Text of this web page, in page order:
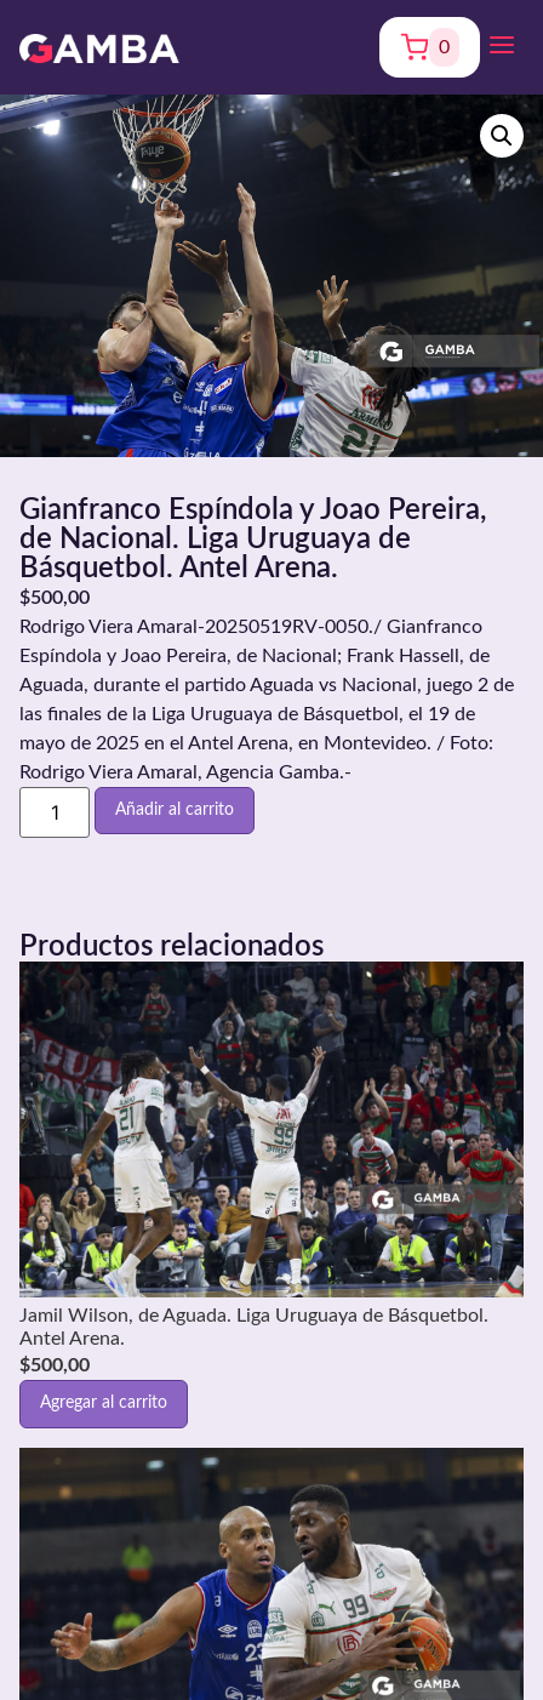
0
Gianfranco Espíndola y Joao Pereira,
de Nacional. Liga Uruguaya de
Básquetbol. Antel Arena.
$500,00
Rodrigo Viera Amaral-20250519RV-0050./ Gianfranco
Espíndola y Joao Pereira, de Nacional; Frank Hassell, de
Aguada, durante el partido Aguada vs Nacional, juego 2 de
las finales de la Liga Uruguaya de Básquetbol, el 19 de
mayo de 2025 en el Antel Arena, en Montevideo. / Foto:
Rodrigo Viera Amaral, Agencia Gamba.-
Añadir al carrito
Productos relacionados
Jamil Wilson, de Aguada. Liga Uruguaya de Básquetbol.
Antel Arena.
$500,00
Agregar al carrito